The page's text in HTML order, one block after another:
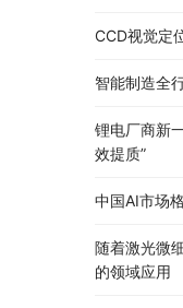
CCD视觉定
智能制造全
锂电厂商新
效提质”
中国AI市场
随着激光微
的领域应用